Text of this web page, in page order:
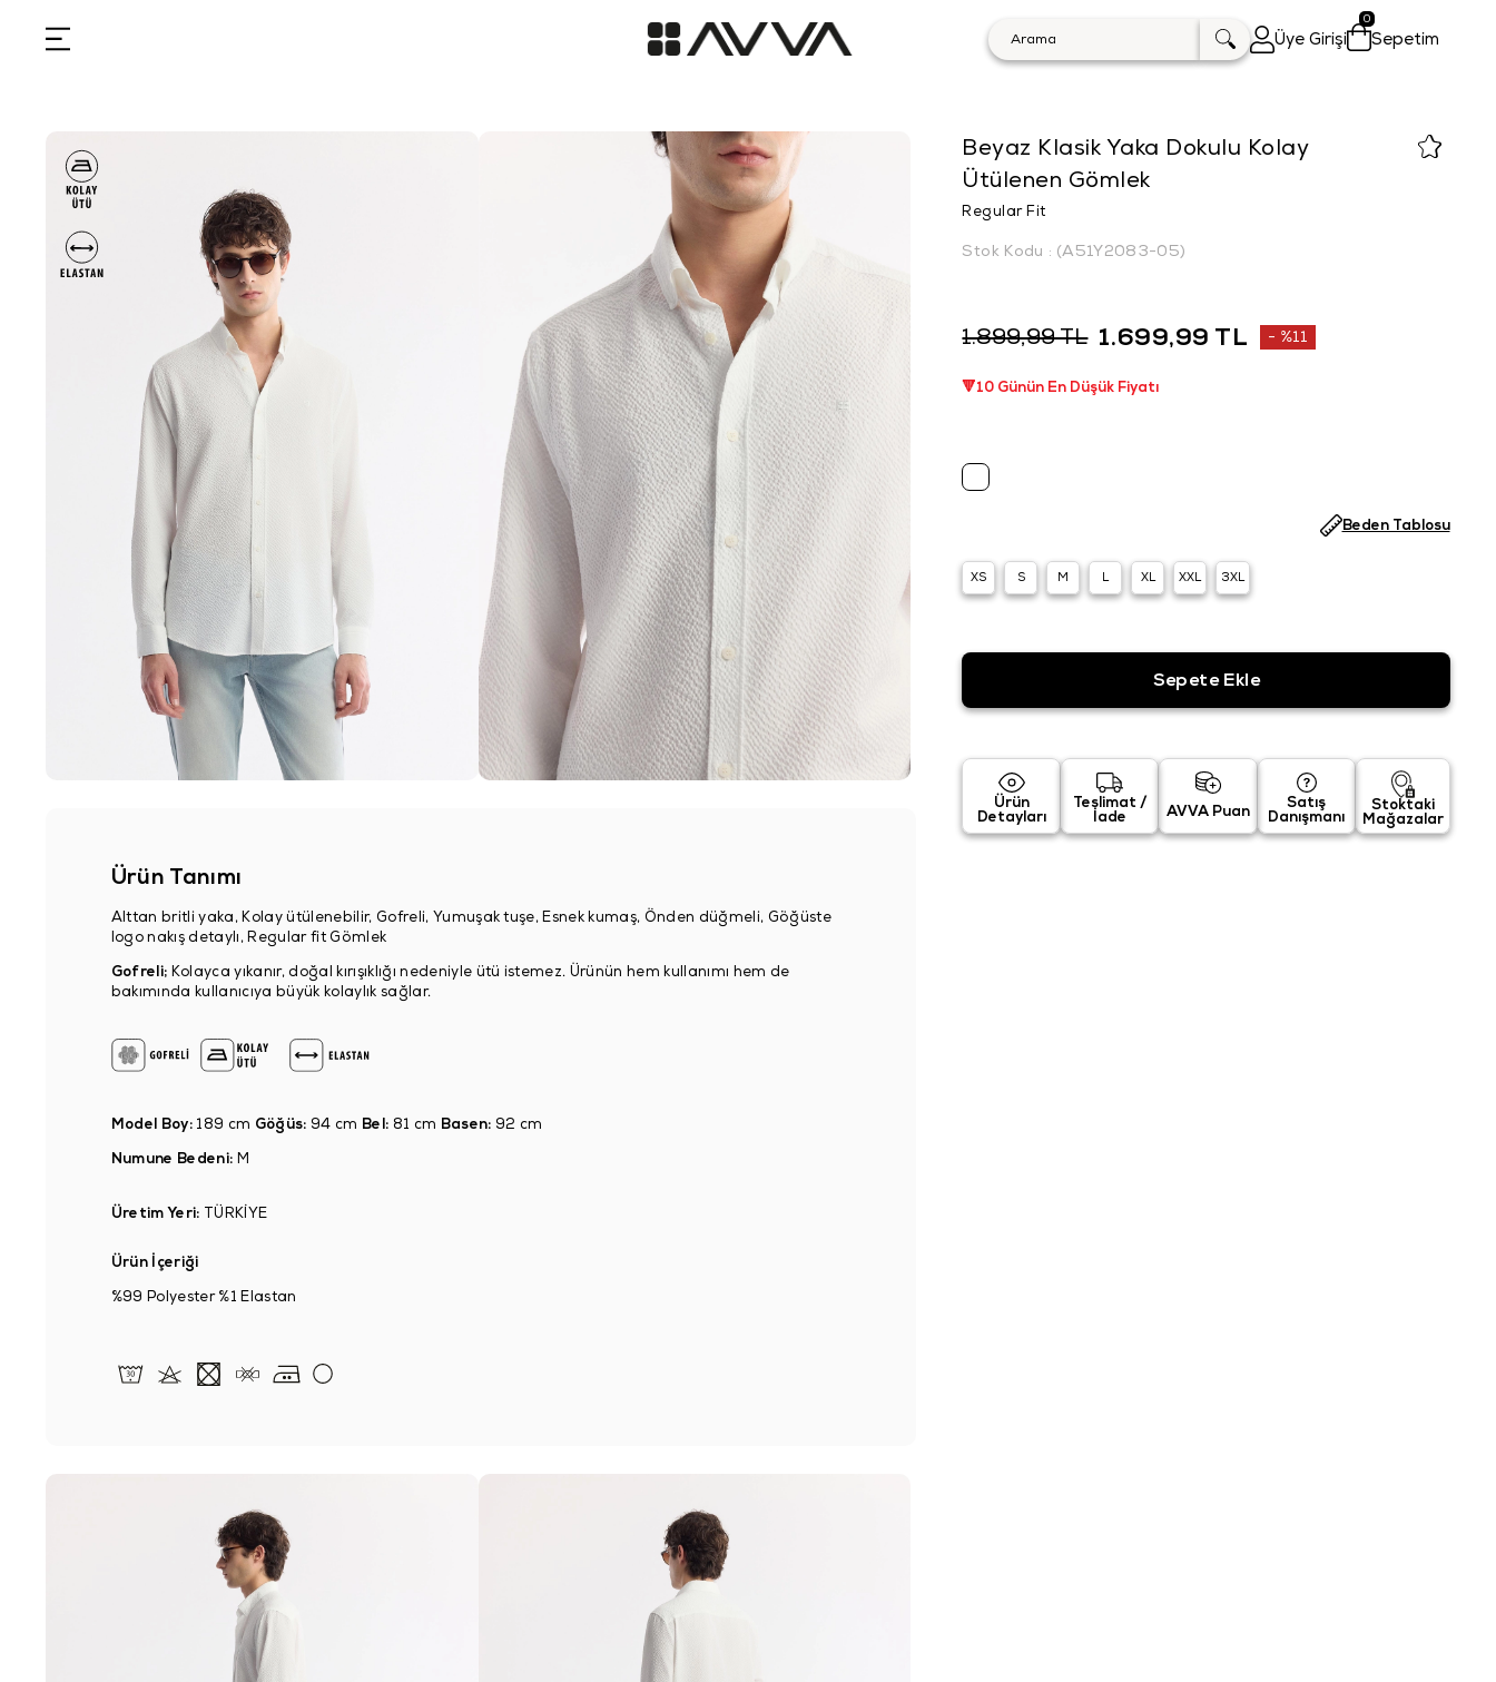
Üye Girişi Sepetim
0
Ürün Tanımı
Alttan britli yaka, Kolay ütülenebilir, Gofreli, Yumuşak tuşe, Esnek kumaş, Önden düğmeli, Göğüste
logo nakış detaylı, Regular fit Gömlek
Gofreli; Kolayca yıkanır, doğal kırışıklığı nedeniyle ütü istemez. Ürünün hem kullanımı hem de
bakımında kullanıcıya büyük kolaylık sağlar.
Model Boy: 189 cm Göğüs: 94 cm Bel: 81 cm Basen: 92 cm
Numune Bedeni: M
Üretim Yeri: TÜRKİYE
Ürün İçeriği
%99 Polyester %1 Elastan
Beyaz Klasik Yaka Dokulu Kolay
Ütülenen Gömlek
Regular Fit
Stok Kodu (A51Y2083-05)
1.899,99 TL 1.699,99 TL %11
🔻10 Günün En Düşük Fiyatı
XS S M L XL XXL 3XL
Beden Tablosu
Ürün
Detayları
Teslimat /
İade
AVVA Puan
Satış
Danışmanı
Stoktaki
Mağazalar